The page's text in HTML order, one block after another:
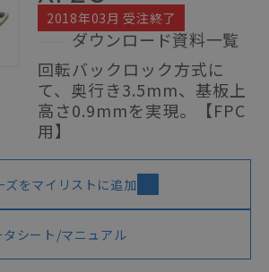
2018年03月 受注終了
ダウンロード資料一覧
回転バックロック方式に
て、奥行き3.5mm、基板上
高さ0.9mmを実現。【FPC
用】
ズをマイリストに追加
シート/マニュアル